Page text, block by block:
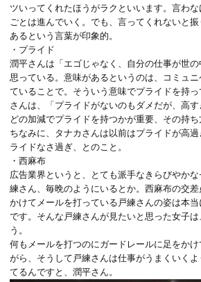
ツいってくれたほうがラクといいます。言わ
ごとは進んでいく。でも、言ってくれないと
あるという言葉が印象的。
・プライド
潤平さんは「エゴじゃなく、自分の仕事が世
思っている。意味があるというのは、コミュ
ていることで。そういう意味でプライドを持
さんは、「プライドがないのもダメだが、高
どの加減でプライドを持つかが重要、その持ち
ちなみに、タナカさんは以前はプライドが高
ライドなさ過ぎ、とのこと。
・西麻布
広告業界というと、とても派手なきらびやか
練さん、毎晩のようにいるとか。西麻布の交
かけてメールを打っている戸練さんの姿は本
です。そんな戸練さんが見たいと思った女子
う。
何もメールを打つのにガードレールに足をか
がら、そうして戸練さんは仕事がうまくいく
てるんですと、潤平さん。